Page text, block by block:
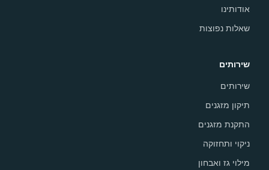
אודותינו
שאלות נפוצות
שירותים
שירותים
תיקון מזגנים
התקנת מזגנים
ניקוי ותחזוקה
מילוי גז ואבחון